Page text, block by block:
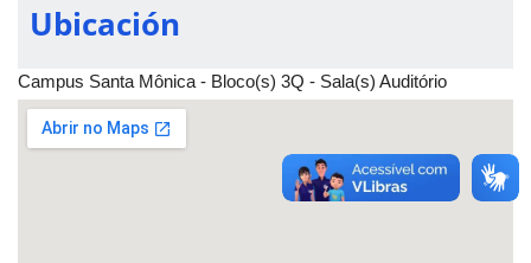
Ubicación
Campus Santa Mônica - Bloco(s) 3Q - Sala(s) Auditório